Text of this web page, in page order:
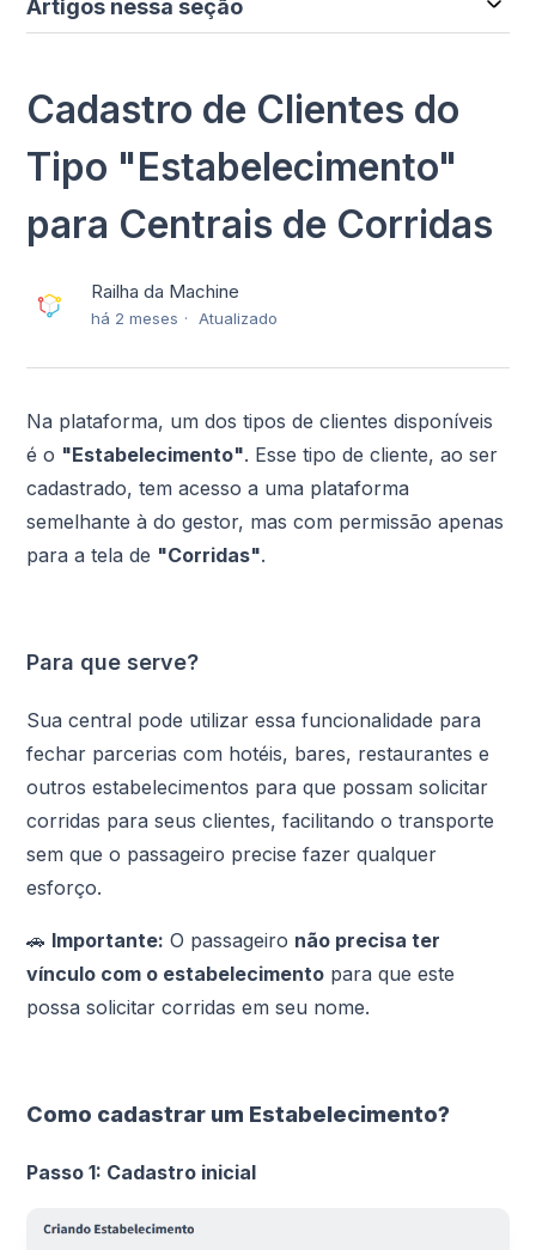
Artigos nessa seção
Cadastro de Clientes do
Tipo "Estabelecimento"
para Centrais de Corridas
Railha da Machine
há 2 meses Atualizado
Na plataforma, um dos tipos de clientes disponíveis
é o "Estabelecimento". Esse tipo de cliente, ao ser
cadastrado, tem acesso a uma plataforma
semelhante à do gestor, mas com permissão apenas
para a tela de "Corridas".
Para que serve?
Sua central pode utilizar essa funcionalidade para
fechar parcerias com hotéis, bares, restaurantes e
outros estabelecimentos para que possam solicitar
corridas para seus clientes, facilitando o transporte
sem que o passageiro precise fazer qualquer
esforço.
🚗 Importante: O passageiro não precisa ter
vínculo com o estabelecimento para que este
possa solicitar corridas em seu nome.
Como cadastrar um Estabelecimento?
Passo 1: Cadastro inicial